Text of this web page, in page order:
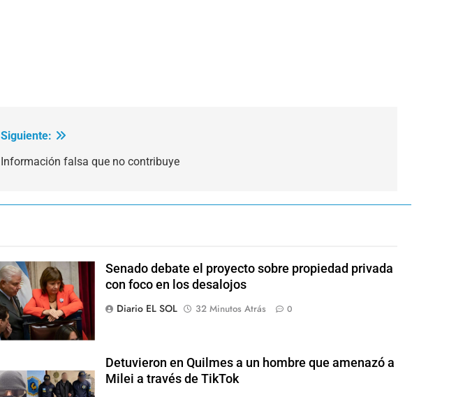
Siguiente:
Información falsa que no contribuye
Senado debate el proyecto sobre propiedad privada
con foco en los desalojos
Diario EL SOL
32 Minutos Atrás 0
Detuvieron en Quilmes a un hombre que amenazó a
Milei a través de TikTok